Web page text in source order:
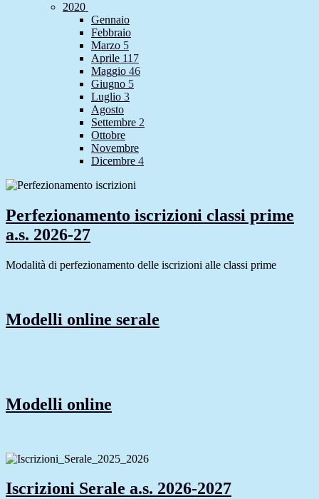
2020
Gennaio
Febbraio
Marzo 5
Aprile 117
Maggio 46
Giugno 5
Luglio 3
Agosto
Settembre 2
Ottobre
Novembre
Dicembre 4
Perfezionamento iscrizioni classi prime
a.s. 2026-27
Modalità di perfezionamento delle iscrizioni alle classi prime
Modelli online serale
Modelli online
Iscrizioni Serale a.s. 2026-2027